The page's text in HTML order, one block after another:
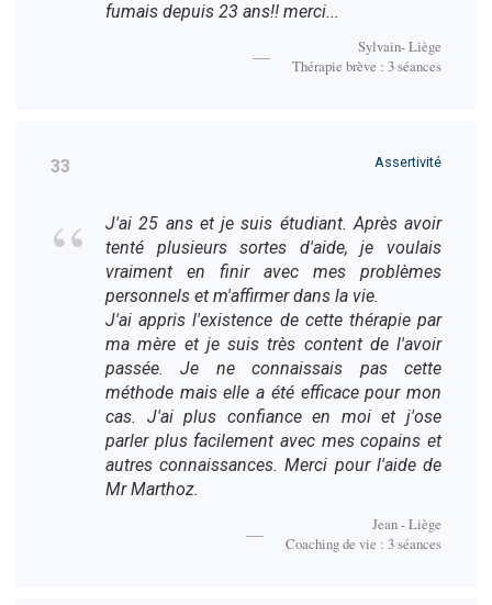
fumais depuis 23 ans!! merci...
Sylvain- Liège
Thérapie brève : 3 séances
33 Assertivité
J'ai 25 ans et je suis étudiant. Après avoir
tenté plusieurs sortes d'aide, je voulais
vraiment en finir avec mes problèmes
personnels et m'affirmer dans la vie.
J'ai appris l'existence de cette thérapie par
ma mère et je suis très content de l'avoir
passée. Je ne connaissais pas cette
méthode mais elle a été efficace pour mon
cas. J'ai plus confiance en moi et j'ose
parler plus facilement avec mes copains et
autres connaissances. Merci pour l'aide de
Mr Marthoz.
Jean - Liège
Coaching de vie : 3 séances